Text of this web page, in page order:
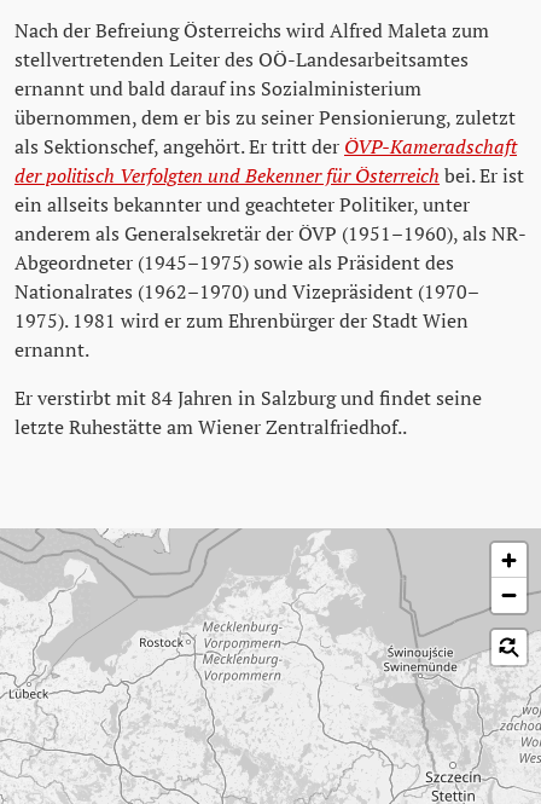
Nach der Befreiung Österreichs wird Alfred Maleta zum
stellvertretenden Leiter des OÖ-Landesarbeitsamtes
ernannt und bald darauf ins Sozialministerium
übernommen, dem er bis zu seiner Pensionierung, zuletzt
als Sektionschef, angehört. Er tritt der ÖVP-Kameradschaft
der politisch Verfolgten und Bekenner für Österreich bei. Er ist
ein allseits bekannter und geachteter Politiker, unter
anderem als Generalsekretär der ÖVP (1951–1960), als NR-
Abgeordneter (1945–1975) sowie als Präsident des
Nationalrates (1962–1970) und Vizepräsident (1970–
1975). 1981 wird er zum Ehrenbürger der Stadt Wien
ernannt.
Er verstirbt mit 84 Jahren in Salzburg und findet seine
letzte Ruhestätte am Wiener Zentralfriedhof..
Karte überspringen